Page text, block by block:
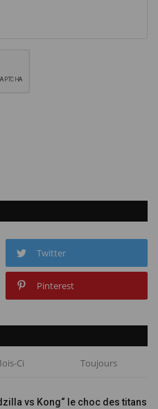
Twitter
Pinterest
Ci Toujours
vs Kong“ le choc des titans